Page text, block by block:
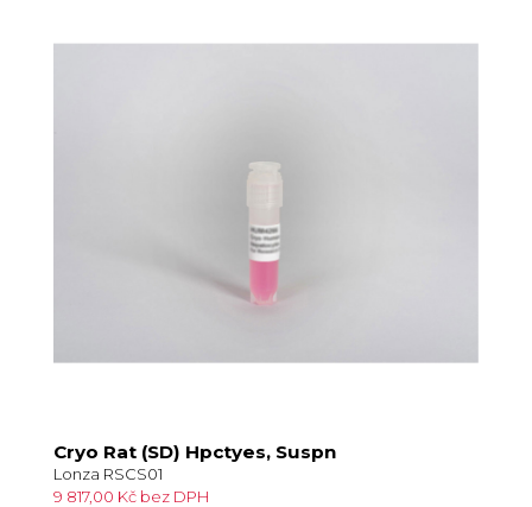
Cryo Rat (SD) Hpctyes, Suspn
Lonza RSCS01
9 817,00 Kč bez DPH